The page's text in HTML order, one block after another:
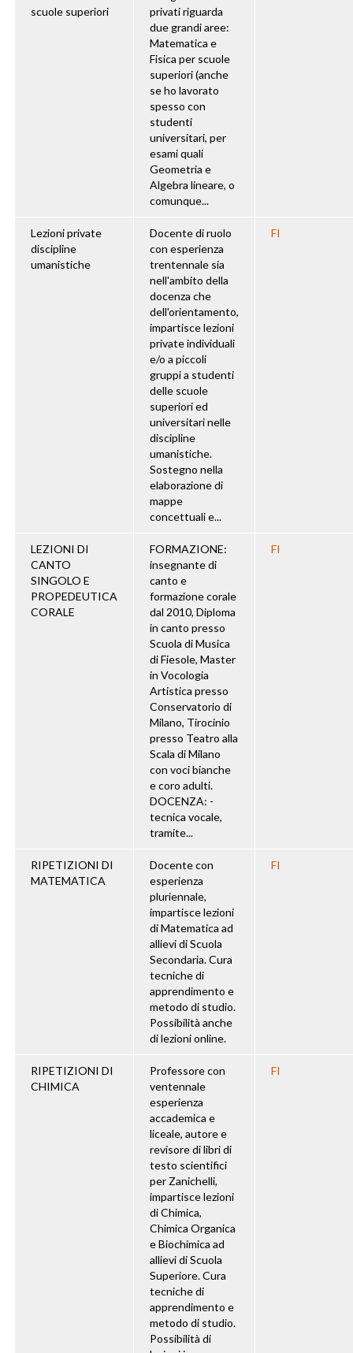
scuole superiori
privati riguarda
due grandi aree:
Matematica e
Fisica per scuole
superiori (anche
se ho lavorato
spesso con
studenti
universitari, per
esami quali
Geometria e
Algebra lineare, o
comunque...
Lezioni private
discipline
umanistiche
Docente di ruolo
con esperienza
trentennale sia
nell'ambito della
docenza che
dell'orientamento,
impartisce lezioni
private individuali
e/o a piccoli
gruppi a studenti
delle scuole
superiori ed
universitari nelle
discipline
umanistiche.
Sostegno nella
elaborazione di
mappe
concettuali e...
FI
LEZIONI DI
CANTO
SINGOLO E
PROPEDEUTICA
CORALE
FORMAZIONE:
insegnante di
canto e
formazione corale
dal 2010, Diploma
in canto presso
Scuola di Musica
di Fiesole, Master
in Vocologia
Artistica presso
Conservatorio di
Milano, Tirocinio
presso Teatro alla
Scala di Milano
con voci bianche
e coro adulti.
DOCENZA: -
tecnica vocale,
tramite...
FI
RIPETIZIONI DI
MATEMATICA
Docente con
esperienza
pluriennale,
impartisce lezioni
di Matematica ad
allievi di Scuola
Secondaria. Cura
tecniche di
apprendimento e
metodo di studio.
Possibilità anche
di lezioni online.
FI
RIPETIZIONI DI
CHIMICA
Professore con
ventennale
esperienza
accademica e
liceale, autore e
revisore di libri di
testo scientifici
per Zanichelli,
impartisce lezioni
di Chimica,
Chimica Organica
e Biochimica ad
allievi di Scuola
Superiore. Cura
tecniche di
apprendimento e
metodo di studio.
Possibilità di
FI